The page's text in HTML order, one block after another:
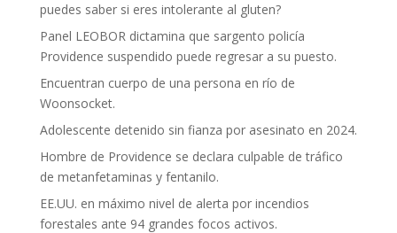
puedes saber si eres intolerante al gluten?
Panel LEOBOR dictamina que sargento policía
Providence suspendido puede regresar a su puesto.
Encuentran cuerpo de una persona en río de
Woonsocket.
Adolescente detenido sin fianza por asesinato en 2024.
Hombre de Providence se declara culpable de tráfico
de metanfetaminas y fentanilo.
EE.UU. en máximo nivel de alerta por incendios
forestales ante 94 grandes focos activos.